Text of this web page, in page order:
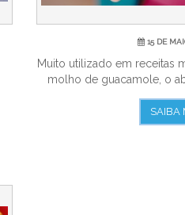
15 DE
Muito utilizado em receitas
molho de guacamole, o
SAIBA